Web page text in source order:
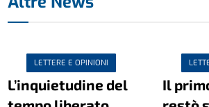
LETTERE E OPINIONI
L’inquietudine del
Il